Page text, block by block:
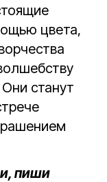
цвета,
станут
пиши